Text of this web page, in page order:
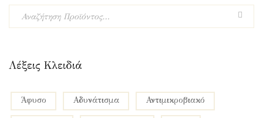
Λέξεις Κλειδιά
Άφυσο Αδυνάτισμα Αντιμικροβιακό